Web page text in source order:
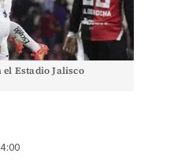
Estadio Jalisco